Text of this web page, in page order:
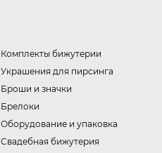
Комплекты бижутерии
Украшения для пирсинга
Броши и значки
Брелоки
Оборудование и упаковка
Свадебная бижутерия